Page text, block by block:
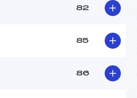
82
85
86